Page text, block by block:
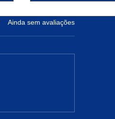
de 5 estrelas.
Ainda sem avaliações